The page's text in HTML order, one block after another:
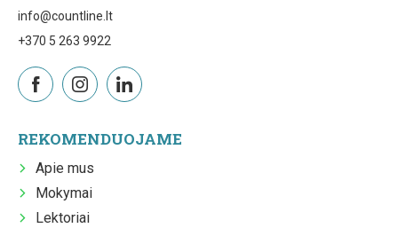
info@countline.lt
+370 5 263 9922
REKOMENDUOJAME
Apie mus
Mokymai
Lektoriai